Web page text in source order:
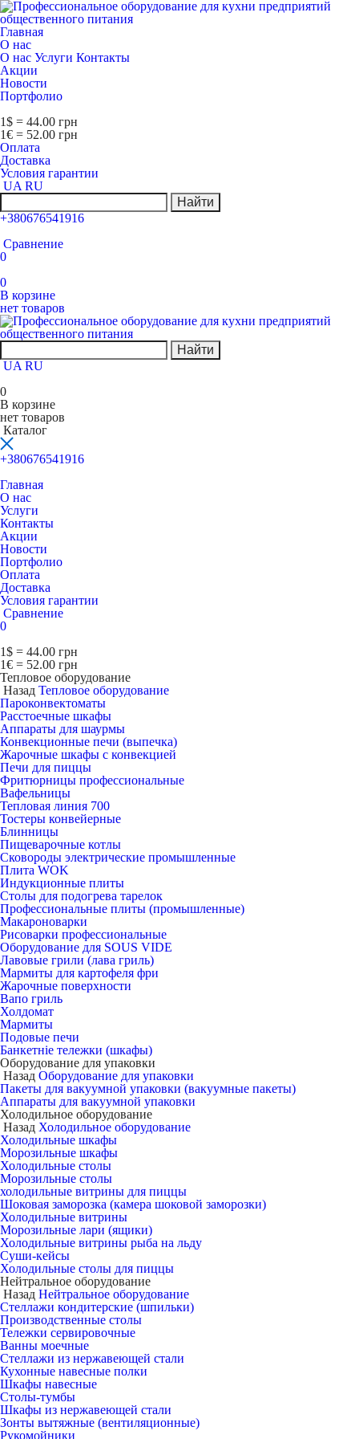
Главная
О нас
О нас Услуги Контакты
Акции
Новости
Портфолио
1$ = 44.00 грн
1€ = 52.00 грн
Оплата
Доставка
Условия гарантии
UA RU
Найти
+380676541916
Сравнение
0
0
В корзине
нет товаров
Найти
UA RU
0
В корзине
нет товаров
Каталог
+380676541916
Главная
О нас
Услуги
Контакты
Акции
Новости
Портфолио
Оплата
Доставка
Условия гарантии
Сравнение
0
1$ = 44.00 грн
1€ = 52.00 грн
Тепловое оборудование
Назад Тепловое оборудование
Пароконвектоматы
Расcтоечные шкафы
Аппараты для шаурмы
Конвекционные печи (выпечка)
Жарочные шкафы с конвекцией
Печи для пиццы
Фритюрницы профессиональные
Вафельницы
Тепловая линия 700
Тостеры конвейерные
Блинницы
Пищеварочные котлы
Сковороды электрические промышленные
Плита WOK
Индукционные плиты
Столы для подогрева тарелок
Профессиональные плиты (промышленные)
Макароноварки
Рисоварки профессиональные
Оборудование для SOUS VIDE
Лавовые грили (лава гриль)
Мармиты для картофеля фри
Жарочные поверхности
Вапо гриль
Холдомат
Мармиты
Подовые печи
Банкетніе тележки (шкафы)
Оборудование для упаковки
Назад Оборудование для упаковки
Пакеты для вакуумной упаковки (вакуумные пакеты)
Аппараты для вакуумной упаковки
Холодильное оборудование
Назад Холодильное оборудование
Холодильные шкафы
Морозильные шкафы
Холодильные столы
Морозильные столы
холодильные витрины для пиццы
Шоковая заморозка (камера шоковой заморозки)
Холодильные витрины
Морозильные лари (ящики)
Холодильные витрины рыба на льду
Суши-кейсы
Холодильные столы для пиццы
Нейтральное оборудование
Назад Нейтральное оборудование
Стеллажи кондитерские (шпильки)
Производственные столы
Тележки сервировочные
Ванны моечные
Стеллажи из нержавеющей стали
Кухонные навесные полки
Шкафы навесные
Столы-тумбы
Шкафы из нержавеющей стали
Зонты вытяжные (вентиляционные)
Рукомойники